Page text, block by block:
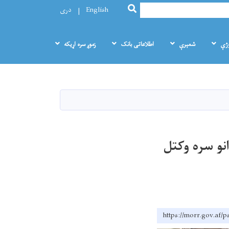
SEARCH
English دری
شمېرې اطلاعاتی بانک زموږ سره اړيکه
سره وکتل
https://morr.gov.af/